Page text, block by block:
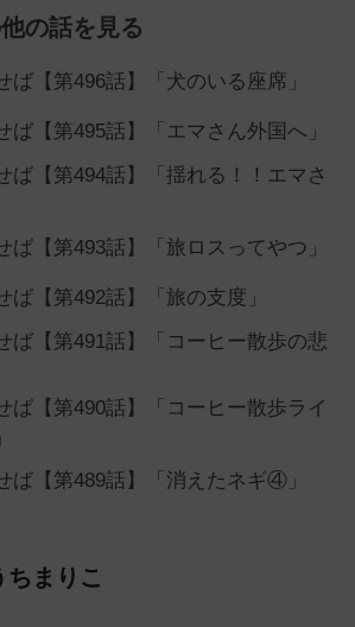
の話を見る
ば【第496話】「犬のいる座席」
ば【第495話】「エマさん外国へ」
ば【第494話】「揺れる！！エマさ
ば【第493話】「旅ロスってやつ」
ば【第492話】「旅の支度」
ば【第491話】「コーヒー散歩の悲
ば【第490話】「コーヒー散歩ライ
ば【第489話】「消えたネギ④」
まりこ